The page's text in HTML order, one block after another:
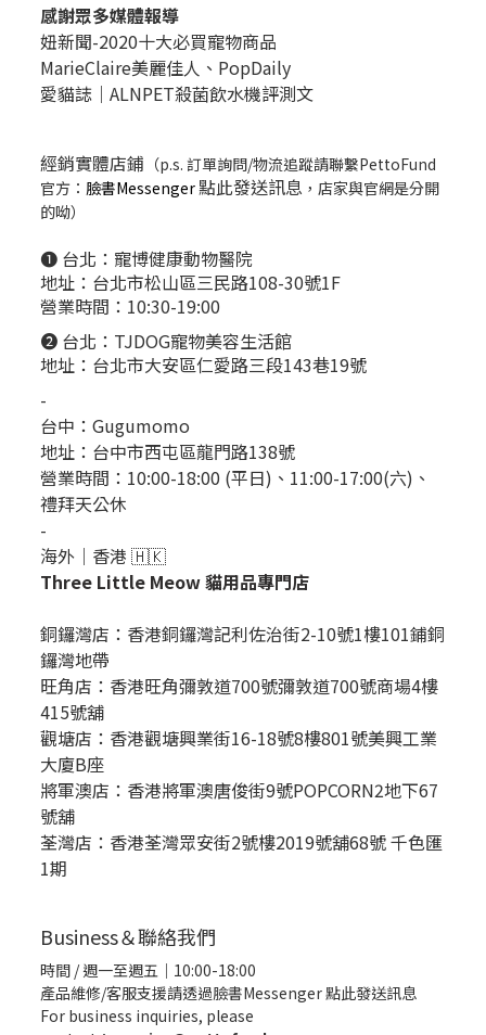
感謝眾多媒體報導
妞新聞-2020十大必買寵物商品
MarieClaire美麗佳人、 PopDaily
愛貓誌｜ALNPET殺菌飲水機評測文
經銷實體店鋪 （p.s. 訂單詢問/物流追蹤請聯繫PettoFund
官方： 臉書Messenger點此發送訊息 ，店家與官網是分開
的呦）
❶ 台北： 寵博健康動物醫院
地址：台北市松山區三民路108-30號1F
營業時間：10:30-19:00
❷ 台北： TJDOG寵物美容生活館
地址：台北市大安區仁愛路三段143巷19號
-
台中： Gugumomo
地址： 台中市西屯區龍門路138號
營業時間：10:00-18:00 (平日)、11:00-17:00(六)、
禮拜天公休
-
海外｜香港 🇭🇰
Three Little Meow 貓用品專門店
銅鑼灣店： 香港銅鑼灣記利佐治街2-10號1樓101鋪銅
鑼灣地帶
旺角店：香港旺角彌敦道700號彌敦道700號商場4樓
415號舖
觀塘店：香港觀塘興業街16-18號8樓801號美興工業
大廈B座
將軍澳店：香港將軍澳唐俊街9號POPCORN2地下67
號舖
荃灣店：香港荃灣眾安街2號樓2019號舖68號 千色匯
1期
Business＆聯絡我們
時間 / 週一至週五｜10:00-18:00
產品維修/客服支援請透過臉書Messenger點此發送訊息
For business inquiries, please